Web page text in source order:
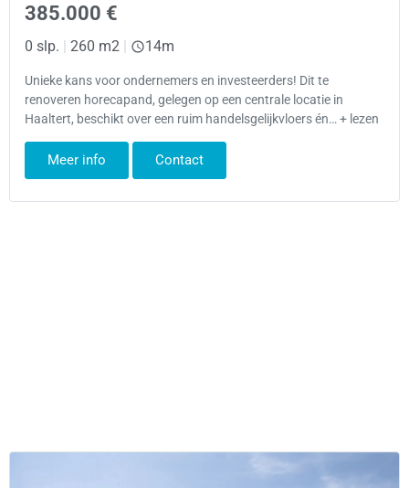
385.000 €
0 slp. 260 m2 14m
Unieke kans voor ondernemers en investeerders! Dit te
renoveren horecapand, gelegen op een centrale locatie in
Haaltert, beschikt over een ruim handelsgelijkvloers én… + lezen
Meer info Contact